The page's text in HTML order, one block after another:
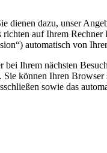
dienen dazu, unser
auf Ihrem
automatisch von
Ihrem nächsten
können Ihren
sowie das